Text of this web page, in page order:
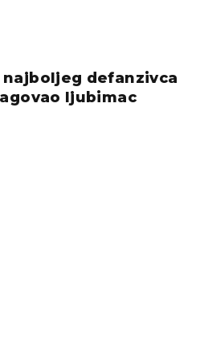
defanzivca
ljubimac